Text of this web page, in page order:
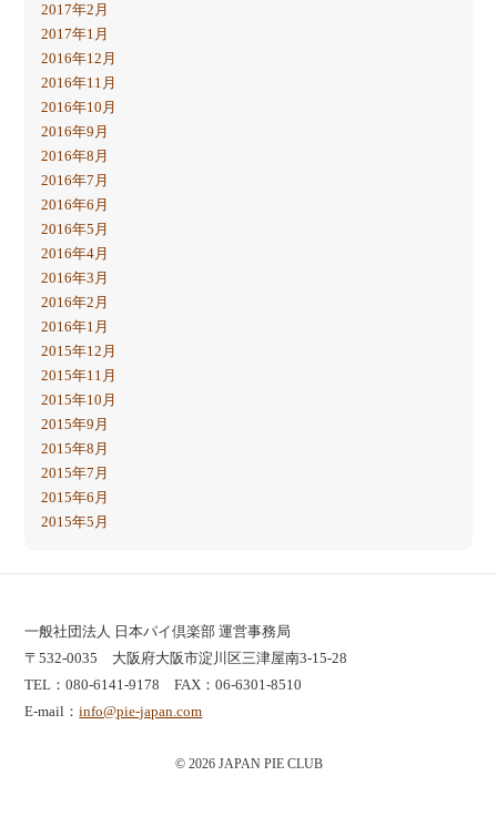
2017年2月
2017年1月
2016年12月
2016年11月
2016年10月
2016年9月
2016年8月
2016年7月
2016年6月
2016年5月
2016年4月
2016年3月
2016年2月
2016年1月
2015年12月
2015年11月
2015年10月
2015年9月
2015年8月
2015年7月
2015年6月
2015年5月
一般社団法人 日本パイ倶楽部 運営事務局
〒532-0035 大阪府大阪市淀川区三津屋南3-15-28
TEL：080-6141-9178 FAX：06-6301-8510
E-mail：info@pie-japan.com
© 2026 JAPAN PIE CLUB